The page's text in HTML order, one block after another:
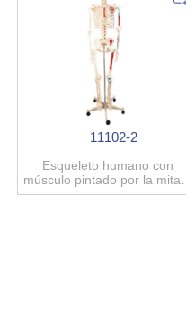
11102-2
Esqueleto humano con
músculo pintado por la mitad,
modelo de 180 cm